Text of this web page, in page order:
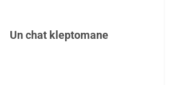
Un chat kleptomane